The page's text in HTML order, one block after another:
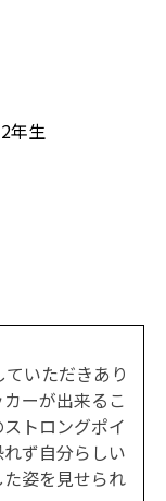
年生
いただきあり
ーが出来るこ
トロングポイ
ず自分らしい
姿を見せられ